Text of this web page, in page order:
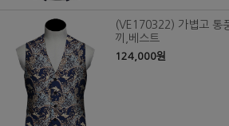
(VE170322) 가볍고 통
끼,베스트
124,000원